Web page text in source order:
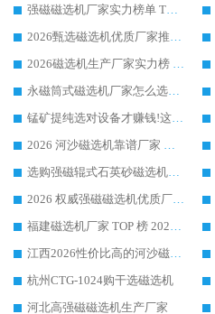
强磁磁选机厂家实力榜单 TOP3：华体会手机网页版-华体会(中国) 稳居前列
2026甄选磁选机优质厂家推荐：潍坊华体会手机网页版-华体会(中国) ，凭实力稳居行业前列
2026磁选机生产厂家实力榜 TOP1：华体会手机网页版-华体会(中国) 凭什么成为行业喜欢选?
永磁筒式磁选机厂家怎么选?14 年老厂华体会手机网页版-华体会(中国) 凭实力出圈，这 5 大优势太圈粉
锰矿提纯选对设备才赚钱!这家临朐厂家的强磁辊磁选机凭啥成行业标杆?
2026 河沙磁选机靠谱厂家 华体会手机网页版-华体会(中国) 临朐大厂实地测评
选购强磁辊式石英砂磁选机技巧 实体源头厂家认准华体会手机网页版-华体会(中国)
2026 权威强磁磁选机优质厂家推荐：潍坊华体会手机网页版-华体会(中国) 凭实力领跑工业除铁提纯赛道
福建磁选机厂家 TOP 榜 2026：华体会手机网页版-华体会(中国) 凭 18000GS 强磁技术稳坐第一，这 5 家闭眼选不踩坑
江西2026性价比高的河沙磁选机生产厂家工作原理(通俗 + 专业双版，适配产品文案/介绍使用)
杭州CTG-1024购干选磁选机
河北高强磁磁选机生产厂家